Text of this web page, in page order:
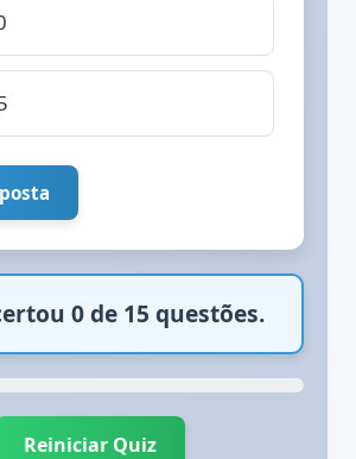
0 de 15 questões.
Reiniciar Quiz